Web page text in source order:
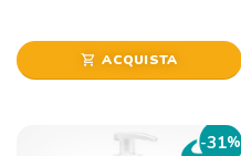
shopping_cart ACQUISTA
-31%